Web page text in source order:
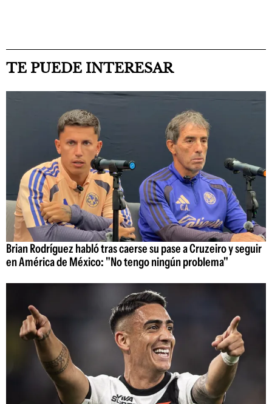
TE PUEDE INTERESAR
Brian Rodríguez habló tras caerse su pase a Cruzeiro y seguir
en América de México: "No tengo ningún problema"